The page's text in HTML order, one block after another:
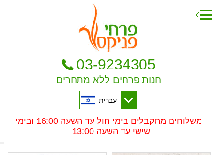
03-9234305
חנות פרחים ללא מתחרים
עברית
משלוחים מתקבלים בימי חול עד השעה 16:00 ובימי
שישי עד השעה 13:00